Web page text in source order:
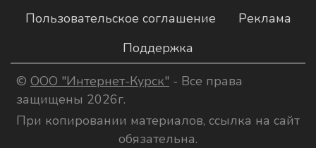
Пользовательское соглашение
Реклама
Поддержка
© ООО "Интернет-Курск" - Все права
защищены 2026г.
При копировании материалов, ссылка на сайт
обязательна.